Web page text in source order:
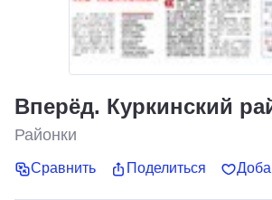
Вперёд. Куркинский
Районки
Сравнить Поделиться